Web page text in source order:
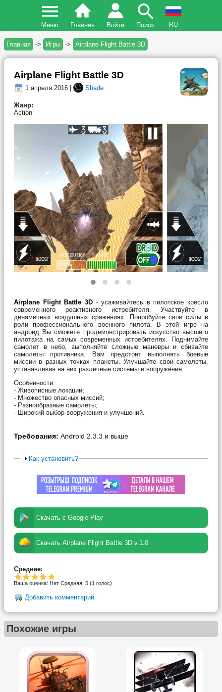
Меню Главная Войти Поиск RU
Главная -> Игры -> Airplane Flight Battle 3D
Airplane Flight Battle 3D
1 апреля 2016 | Shade
Жанр:
Action
Airplane Flight Battle 3D- усаживайтесь в пилотское кресло
современного реактивного истребителя. Участвуйте в
динамичных воздушных сражениях. Попробуйте свои силы в
роли профессионального военного пилота. В этой игре на
андроид Вы сможете продемонстрировать искусство высшего
пилотажа на самых современных истребителях. Поднимайте
самолет в небо, выполняйте сложные маневры и сбивайте
самолеты противника. Вам предстоит выполнять боевые
миссии в разных точках планеты. Улучшайте свои самолеты,
устанавливая на них различные системы и вооружение.
Особенности:
- Живописные локации;
- Множество опасных миссий;
- Разнообразные самолеты;
- Широкий выбор вооружения и улучшений.
Требования: Android 2.3.3 и выше
Как установить?
Скачать с Google Play
Скачать Airplane Flight Battle 3D v.1.0
Среднее:
Ваша оценка: Нет Средняя: 5 (1 голос)
Добавить комментарий
Похожие игры